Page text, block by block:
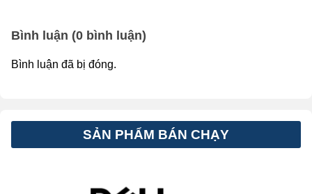
Bình luận (0 bình luận)
Bình luận đã bị đóng.
SẢN PHẨM BÁN CHẠY